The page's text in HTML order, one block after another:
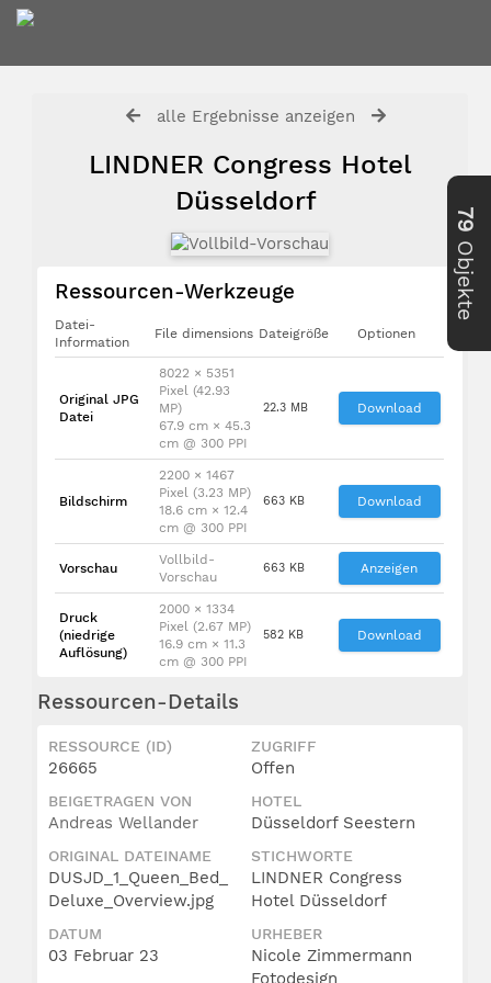
alle Ergebnisse anzeigen
LINDNER Congress Hotel
Düsseldorf
Ressourcen-Werkzeuge
Datei-
Information
File dimensions Dateigröße Optionen
Original JPG
Datei
8022 × 5351
Pixel (42.93
MP)
67.9 cm × 45.3
cm @ 300 PPI
22.3 MB Download
Bildschirm
2200 × 1467
Pixel (3.23 MP)
18.6 cm × 12.4
cm @ 300 PPI
663 KB Download
Vorschau
Vollbild-
Vorschau
663 KB Anzeigen
Druck
(niedrige
Auflösung)
2000 × 1334
Pixel (2.67 MP)
16.9 cm × 11.3
cm @ 300 PPI
582 KB Download
Ressourcen-Details
RESSOURCE (ID)
26665
ZUGRIFF
Offen
BEIGETRAGEN VON
Andreas Wellander
HOTEL
Düsseldorf Seestern
ORIGINAL DATEINAME
DUSJD_1_Queen_Bed_
Deluxe_Overview.jpg
STICHWORTE
LINDNER Congress
Hotel Düsseldorf
DATUM
03 Februar 23
URHEBER
Nicole Zimmermann
Fotodesign
79
Objekte